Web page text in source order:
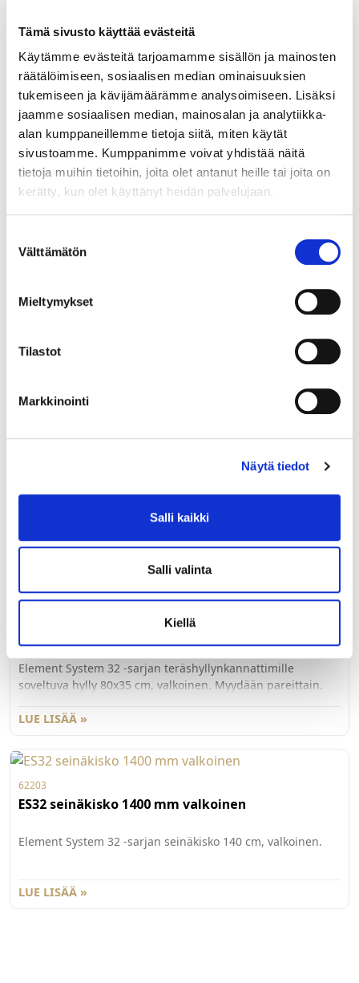
Tämä sivusto käyttää evästeitä
Käytämme evästeitä tarjoamamme sisällön ja mainosten
räätälöimiseen, sosiaalisen median ominaisuuksien
tukemiseen ja kävijämäärämme analysoimiseen. Lisäksi
jaamme sosiaalisen median, mainosalan ja analytiikka-
alan kumppaneillemme tietoja siitä, miten käytät
sivustoamme. Kumppanimme voivat yhdistää näitä
tietoja muihin tietoihin, joita olet antanut heille tai joita on
kerätty, kun olet käyttänyt heidän palvelujaan.
valinta
Välttämätön
Mieltymykset
Tilastot
Markkinointi
Näytä tiedot
Salli kaikki
Salli valinta
Kiellä
LUE LISÄÄ »
62205
ES32 seinäkisko 2290 mm valkoinen
Element System 32 -sarjan seinäkisko 229 cm, valkoinen.
LUE LISÄÄ »
62201
Element System 32 -sarjan seinäkisko 45 cm, valkoinen.
LUE LISÄÄ »
ES32 teräshylly 800×350 mm valkoinen
Element System 32 -sarjan teräshyllynkannattimille
soveltuva hylly 80x35 cm, valkoinen. Myydään pareittain.
LUE LISÄÄ »
62203
ES32 seinäkisko 1400 mm valkoinen
Element System 32 -sarjan seinäkisko 140 cm, valkoinen.
LUE LISÄÄ »